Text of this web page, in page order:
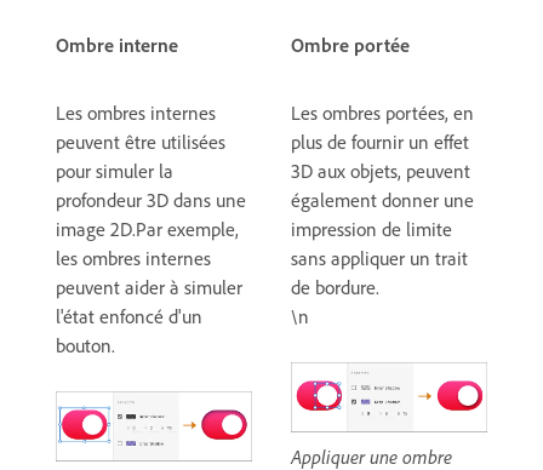
Ombre interne
Les ombres internes
peuvent être utilisées
pour simuler la
profondeur 3D dans une
image 2D.Par exemple,
les ombres internes
peuvent aider à simuler
l'état enfoncé d'un
bouton.
Ombre portée
Les ombres portées, en
plus de fournir un effet
3D aux objets, peuvent
également donner une
impression de limite
sans appliquer un trait
de bordure.
\n
Appliquer une ombre